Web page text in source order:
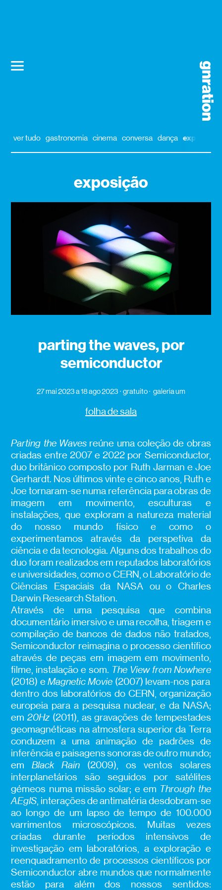
ver tudo gastronomia cinema conversa dança exposição
exposição
parting the waves, por
semiconductor
27 mai 2023a 18 ago 2023 gratuito galeria um
folha de sala
Parting the Waves reúne uma coleção de obras
criadas entre 2007 e 2022 por Semiconductor,
duo britânico composto por Ruth Jarman e Joe
Gerhardt. Nos últimos vinte e cinco anos, Ruth e
Joe tornaram-se numa referência para obras de
imagem em movimento, esculturas e
instalações, que exploram a natureza material
do nosso mundo físico e como o
experimentamos através da perspetiva da
ciência e da tecnologia. Alguns dos trabalhos do
duo foram realizados em reputados laboratórios
e universidades, como o CERN, o Laboratório de
Ciências Espaciais da NASA ou o Charles
Darwin Research Station.
Através de uma pesquisa que combina
documentário imersivo e uma recolha, triagem e
compilação de bancos de dados não tratados,
Semiconductor reimagina o processo científico
através de peças em imagem em movimento,
filme, instalação e som. The View from Nowhere
(2018) eMagnetic Movie (2007) levam-nos para
dentro dos laboratórios do CERN, organização
europeia para a pesquisa nuclear, e da NASA;
em20Hz (2011), as gravações de tempestades
geomagnéticas na atmosfera superior da Terra
conduzem a uma animação de padrões de
inferência e paisagens sonoras de outro mundo;
emBlack Rain (2009), os ventos solares
interplanetários são seguidos por satélites
gémeos numa missão solar; e em Through the
AEgIS, interações de antimatéria desdobram-se
ao longo de um lapso de tempo de 100.000
varrimentos microscópicos. Muitas vezes
criadas durante períodos intensivos de
investigação em laboratórios, a exploração e
reenquadramento de processos científicos por
Semiconductor abre mundos que normalmente
estão para além dos nossos sentidos: